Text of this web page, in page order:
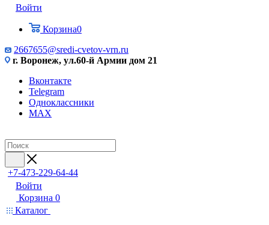
Войти
Корзина0
2667655@sredi-cvetov-vrn.ru
г. Воронеж, ул.60-й Армии дом 21
Вконтакте
Telegram
Одноклассники
MAX
+7-473-229-64-44
Войти
Корзина 0
Каталог